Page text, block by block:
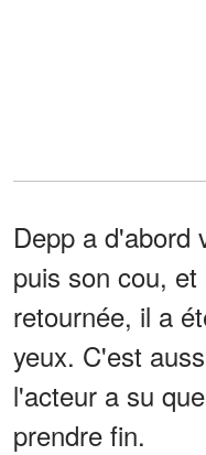
Depp a d'abord
puis son cou,
retournée, il a
yeux. C'est
l'acteur a su
prendre fin.